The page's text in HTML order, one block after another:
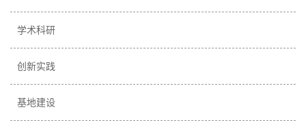
学术科研
创新实践
基地建设